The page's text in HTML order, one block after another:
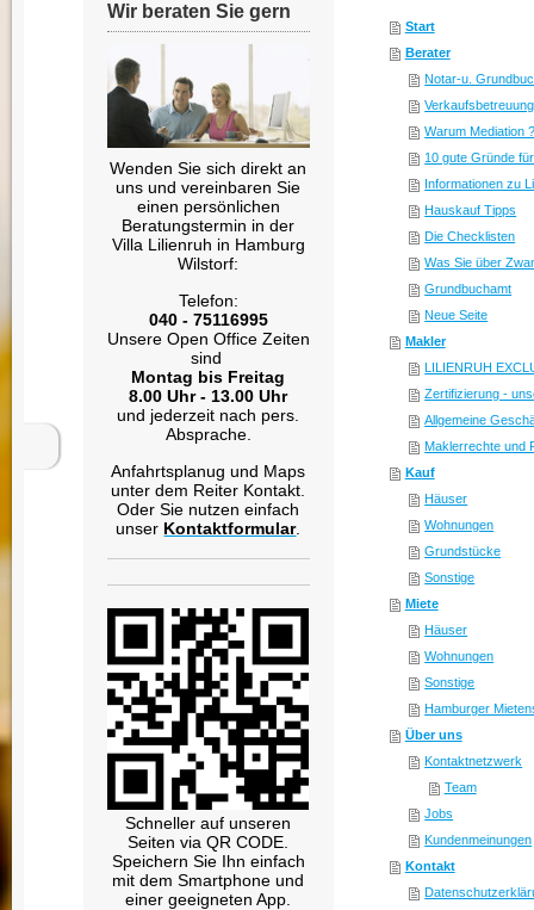
Wir beraten Sie gern
Wenden Sie sich direkt an
uns und vereinbaren Sie
einen persönlichen
Beratungstermin in der
Villa Lilienruh in Hamburg
Wilstorf:
Telefon:
040 - 75116995
Unsere Open Office Zeiten
sind
Montag bis Freitag
8.00 Uhr - 13.00 Uhr
und jederzeit nach pers.
Absprache.
Anfahrtsplanug und Maps
unter dem Reiter Kontakt.
Oder Sie nutzen einfach
unser Kontaktformular.
Schneller auf unseren
Seiten via QR CODE.
Speichern Sie Ihn einfach
mit dem Smartphone und
einer geeigneten App.
Start
Berater
Notar-u.
Warum Mediation
10 gute Gründe
Informationen zu
Hauskauf Tipps
Die Checklisten
Was Sie über
Grundbuchamt
Neue Seite
Makler
LILIENRUH
Zertifizierung -
Allgemeine
Maklerrechte und
Kauf
Häuser
Wohnungen
Grundstücke
Sonstige
Miete
Häuser
Wohnungen
Sonstige
Hamburger
Über uns
Kontaktnetzwerk
Team
Jobs
Kundenmeinungen
Kontakt